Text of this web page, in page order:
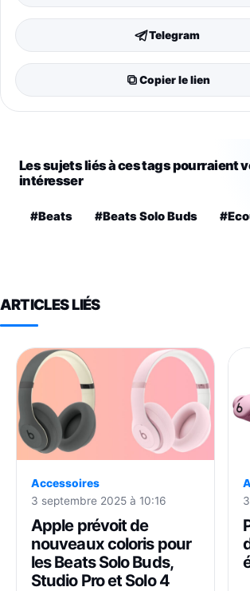
Telegram
Copier le lien
Les sujets liés à ces tags pourraient
intéresser
#Beats #Beats Solo Buds
ARTICLES LIÉS
Accessoires
3 septembre 2025 à 10:16
Apple prévoit de
nouveaux coloris pour
les Beats Solo Buds,
Studio Pro et Solo 4